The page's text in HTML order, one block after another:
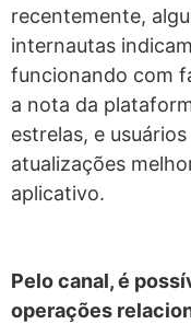
recentemente,
internautas
funcionando com
a nota da
estrelas, e
atualizações
aplicativo.
Pelo canal, é
operações